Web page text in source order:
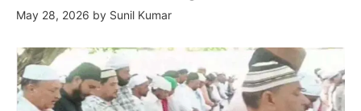
May 28, 2026 by Sunil Kumar